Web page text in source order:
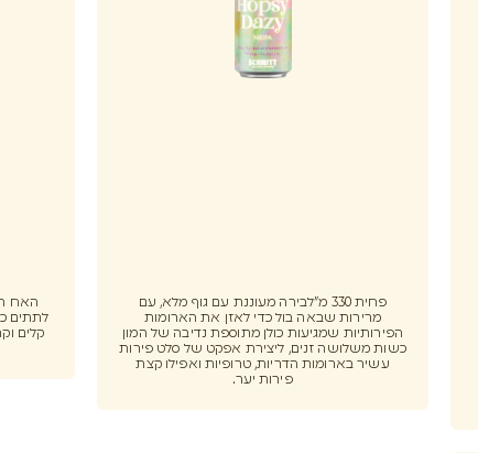
פחית 330 מ"לבירה מעוננת עם גוף מלא, עם
מרירות שבאה בול כדי לאזן את הארומות
הפירותיות שמגיעות כולן מתוספת נדיבה של המון
כשות משלושה זנים, ליצירת אפקט של סלט פירות
עשיר בארומות הדריות, טרופיות ואפילו קצת
פירות יער.
האח
לתתים
קלים